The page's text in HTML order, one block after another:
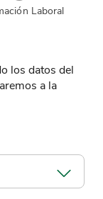
Laboral
los datos del
a la